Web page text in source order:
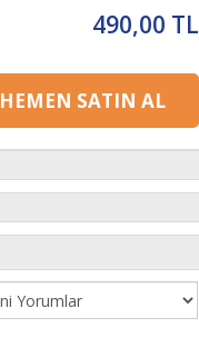
490,00 TL
HEMEN SATIN AL